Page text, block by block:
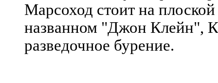
Марсоход стоит на
названном "Джон Клейн",
разведочное бурение.